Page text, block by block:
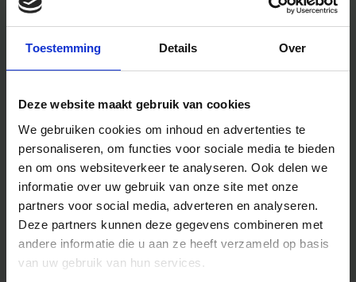
Toestemming Details Over
Deze website maakt gebruik van cookies
We gebruiken cookies om inhoud en advertenties te
personaliseren, om functies voor sociale media te bieden
en om ons websiteverkeer te analyseren. Ook delen we
informatie over uw gebruik van onze site met onze
partners voor social media, adverteren en analyseren.
Deze partners kunnen deze gegevens combineren met
andere informatie die u aan ze heeft verzameld op basis
van uw gebruik van hun services.